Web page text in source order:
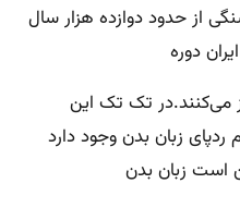
از حدود دوازده هزار سال
دوره
می‌کنند.در تک تک این
زبان بدن وجود دارد
است زبان بدن